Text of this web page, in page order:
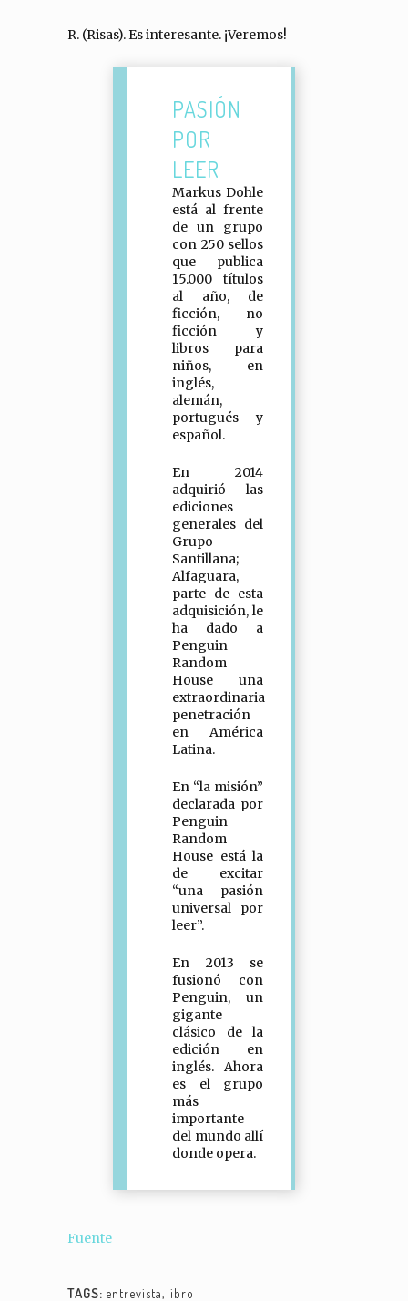
R. (Risas). Es interesante. ¡Veremos!
PASIÓN
POR
LEER
Markus Dohle
está al frente
de un grupo
con 250 sellos
que publica
15.000 títulos
al año, de
ficción, no
ficción y
libros para
niños, en
inglés,
alemán,
portugués y
español.
En 2014
adquirió las
ediciones
generales del
Grupo
Santillana;
Alfaguara,
parte de esta
adquisición, le
ha dado a
Penguin
Random
House una
extraordinaria
penetración
en América
Latina.
En “la misión”
declarada por
Penguin
Random
House está la
de excitar
“una pasión
universal por
leer”.
En 2013 se
fusionó con
Penguin, un
gigante
clásico de la
edición en
inglés. Ahora
es el grupo
más
importante
del mundo allí
donde opera.
Fuente
TAGS: entrevista, libro